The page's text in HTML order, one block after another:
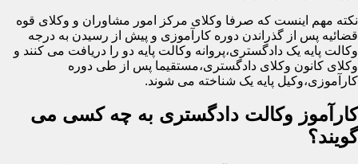
نکته مهم اینست که صرفا وکلای مرکز امور مشاوران و وکلای قوه
قضائیه پس از گذراندن دوره کارآموزی و پیش از رسیدن به درجه
وکالت پایه یک دادگستری،پروانه وکالت پایه دو را دریافت می کنند و
وکلای کانون وکلای دادگستری،مستقیما پس از طی دوره
کارآموزی،وکیل پایه یک شناخته می شوند.
کارآموز وکالت دادگستری به چه کسی می
گویند؟